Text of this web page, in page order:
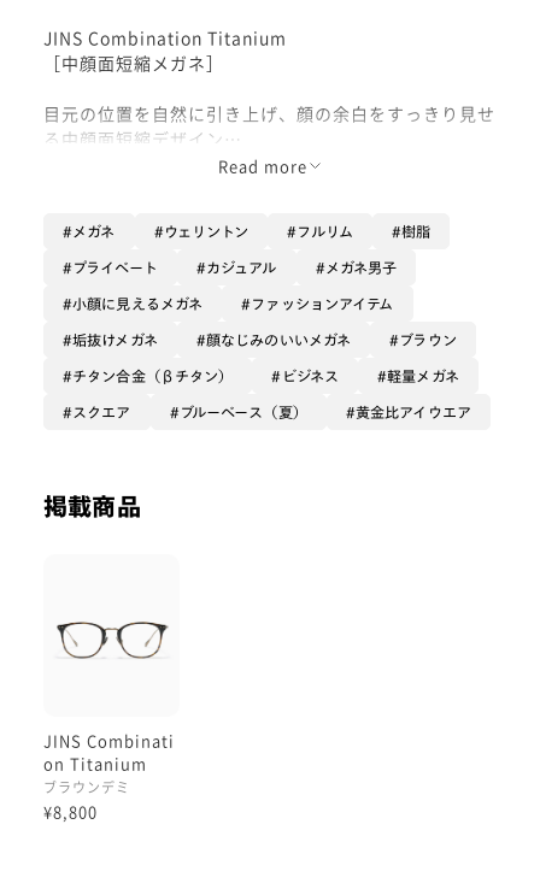
JINS Combination Titanium
［中顔面短縮メガネ］
目元の位置を自然に引き上げ、顔の余白をすっきり見せ
る中顔面短縮デザイン
太すぎず細すぎず程よいボリューム感のフロントと、上
軽やかな掛け心地で、長時間でもストレスフリー
「清潔感出したい」「バランスよく見せたい」
そんな方におすすめのちょうどいい
美バランスメガネです
Read more
メガネ ウェリントン フルリム 樹脂
プライベート カジュアル メガネ男子
小顔に見えるメガネ ファッションアイテム
垢抜けメガネ 顔なじみのいいメガネ ブラウン
チタン合金（βチタン） ビジネス 軽量メガネ
スクエア ブルーベース（夏） 黄金比アイウエア
掲載商品
JINS Combinati
on Titanium
［中顔面短縮メガ
ネ］
ブラウンデミ
¥8,800